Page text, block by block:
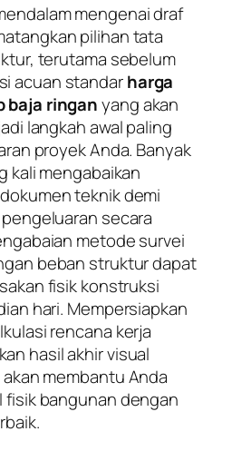
mengenai draf
pilihan tata
terutama sebelum
acuan standarharga
baja ringanyang akan
langkah awal paling
proyek Anda. Banyak
kali mengabaikan
teknik demi
secara
metode survei
beban struktur dapat
fisik konstruksi
hari. Mempersiapkan
rencana kerja
hasil akhir visual
membantu Anda
fisik bangunan dengan